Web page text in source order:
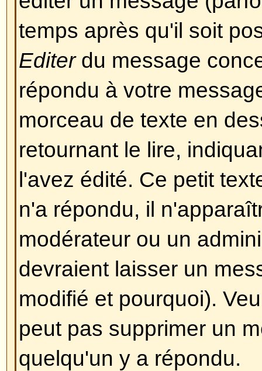
par l'administrateur (vous
sur un message en particulier
Le BBCode en lui-même est
HTML, les balises sont
et ] à la place de < et >, et
sur la manière dont quelque
Pour plus d'informations sur le
guide, accessible depuis le
Puis-je utiliser le HTML?
Ceci dépend de l'administrateur
a un contrôle complet dessus.
l'utiliser, vous vous rendrez
seulement certaines balises
mesure desécuritépour éviter
forum en utilisant certaines